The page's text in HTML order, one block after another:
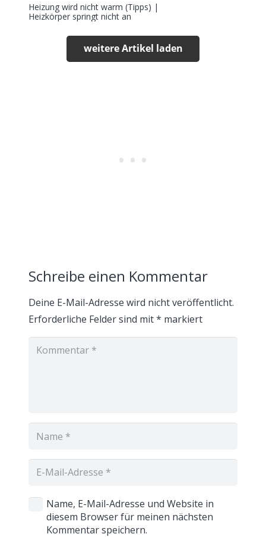
Heizung wird nicht warm (Tipps) |
Heizkörper springt nicht an
weitere Artikel laden
Schreibe einen Kommentar
Deine E-Mail-Adresse wird nicht veröffentlicht.
Erforderliche Felder sind mit* markiert
Name, E-Mail-Adresse und Website in
diesem Browser für meinen nächsten
Kommentar speichern.